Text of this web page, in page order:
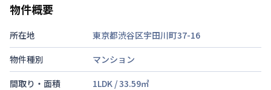
物件概要
所在地
東京都渋谷区宇田川町37-16
物件種別
マンション
間取り・面積
1LDK /33.59㎡